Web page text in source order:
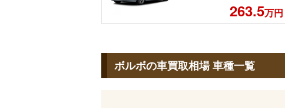
263.5万円
ボルボの車買取相場 車種一覧